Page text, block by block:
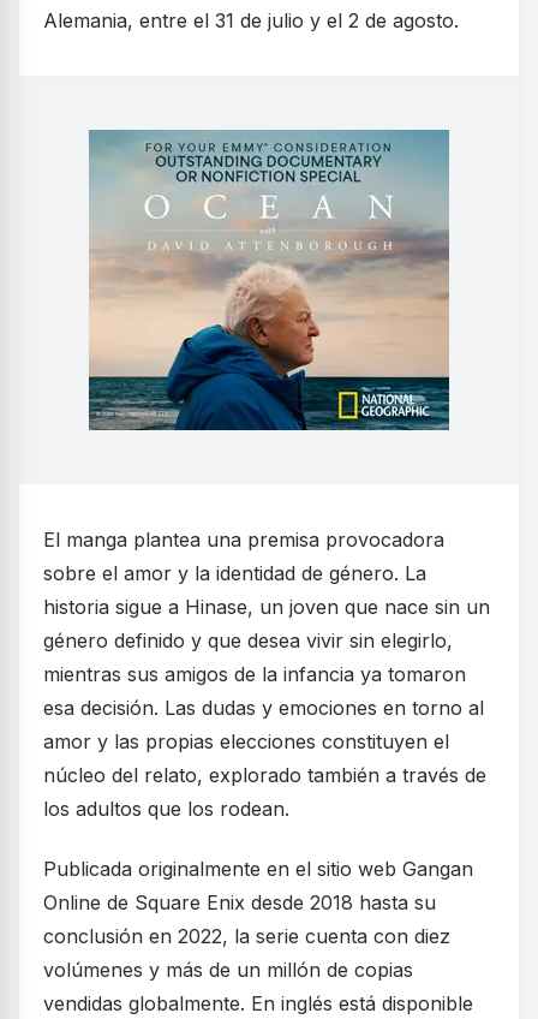
Alemania, entre el 31 de julio y el 2 de agosto.
El manga plantea una premisa provocadora
sobre el amor y la identidad de género. La
historia sigue a Hinase, un joven que nace sin un
género definido y que desea vivir sin elegirlo,
mientras sus amigos de la infancia ya tomaron
esa decisión. Las dudas y emociones en torno al
amor y las propias elecciones constituyen el
núcleo del relato, explorado también a través de
los adultos que los rodean.
Publicada originalmente en el sitio web Gangan
Online de Square Enix desde 2018 hasta su
conclusión en 2022, la serie cuenta con diez
volúmenes y más de un millón de copias
vendidas globalmente. En inglés está disponible